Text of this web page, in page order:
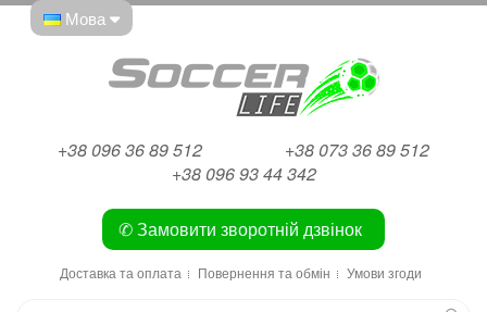
Мова
+38 096 36 89 512
+38 073 36 89 512
+38 096 93 44 342
✆ Замовити зворотній дзвінок
Доставка та оплата Повернення та обмін Умови згоди